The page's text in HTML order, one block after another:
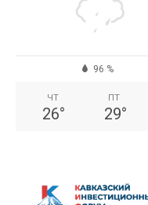
96 %
ЧТ
26°
ПТ
29°